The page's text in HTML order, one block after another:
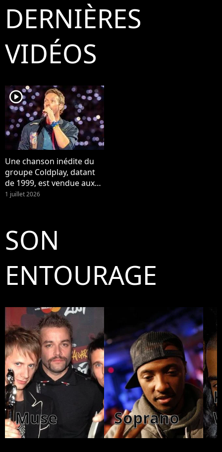
DERNIÈRES
VIDÉOS
player2
Une chanson inédite du
groupe Coldplay, datant
de 1999, est vendue aux
enchères !
1 juillet 2026
SON
ENTOURAGE
Muse Soprano